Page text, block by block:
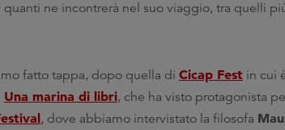
quanti ne incontrerà nel suo viaggio, tra quelli
fatto tappa, dopo quella di Cicap Fest in cui
Una marina di libri, che ha visto protagonista
, dove abbiamo intervistato la filosofa